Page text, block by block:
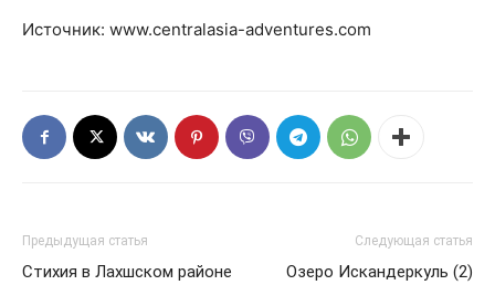
Источник: www.centralasia-adventures.com
Предыдущая статья
Стихия в Лахшском районе
Следующая статья
Озеро Искандеркуль (2)